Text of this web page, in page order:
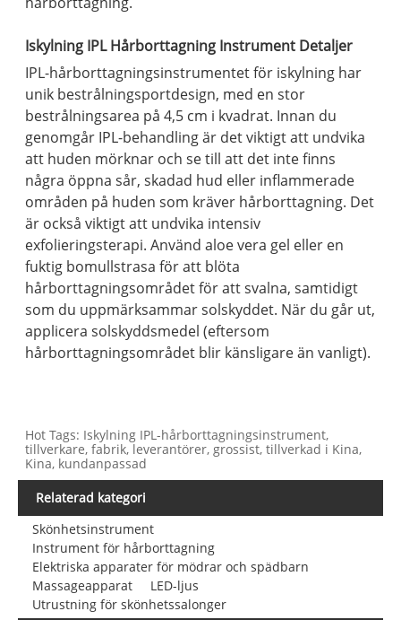
Iskylning IPL Hårborttagning Instrument Detaljer
IPL-hårborttagningsinstrumentet för iskylning har
unik bestrålningsportdesign, med en stor
bestrålningsarea på 4,5 cm i kvadrat. Innan du
genomgår IPL-behandling är det viktigt att undvika
att huden mörknar och se till att det inte finns
några öppna sår, skadad hud eller inflammerade
områden på huden som kräver hårborttagning. Det
är också viktigt att undvika intensiv
exfolieringsterapi. Använd aloe vera gel eller en
fuktig bomullstrasa för att blöta
hårborttagningsområdet för att svalna, samtidigt
som du uppmärksammar solskyddet. När du går ut,
applicera solskyddsmedel (eftersom
hårborttagningsområdet blir känsligare än vanligt).
Hot Tags: Iskylning IPL-hårborttagningsinstrument,
tillverkare, fabrik, leverantörer, grossist, tillverkad i Kina,
Kina, kundanpassad
Relaterad kategori
Skönhetsinstrument
Instrument för hårborttagning
Elektriska apparater för mödrar och spädbarn
Massageapparat
LED-ljus
Utrustning för skönhetssalonger